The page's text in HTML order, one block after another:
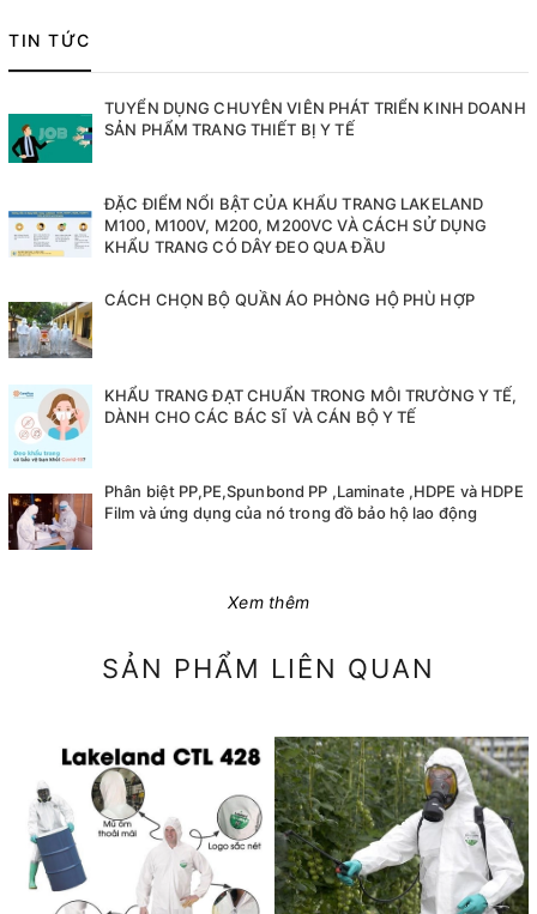
TIN TỨC
TUYỂN DỤNG CHUYÊN VIÊN PHÁT TRIỂN KINH DOANH
SẢN PHẨM TRANG THIẾT BỊ Y TẾ
ĐẶC ĐIỂM NỔI BẬT CỦA KHẨU TRANG LAKELAND
M100, M100V, M200, M200VC VÀ CÁCH SỬ DỤNG
KHẨU TRANG CÓ DÂY ĐEO QUA ĐẦU
CÁCH CHỌN BỘ QUẦN ÁO PHÒNG HỘ PHÙ HỢP
KHẨU TRANG ĐẠT CHUẨN TRONG MÔI TRƯỜNG Y TẾ,
DÀNH CHO CÁC BÁC SĨ VÀ CÁN BỘ Y TẾ
Phân biệt PP,PE,Spunbond PP ,Laminate ,HDPE và HDPE
Film và ứng dụng của nó trong đồ bảo hộ lao động
Xem thêm
SẢN PHẨM LIÊN QUAN